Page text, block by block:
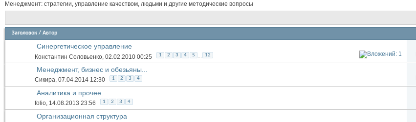
Менеджмент: стратегии, управление качеством, людьми и другие методические вопросы
Заголовок / Автор
Синергетическое управление
Константин Соловьенко, 02.02.2010 00:25 1 2 3 4 5 ... 12
Менеджмент, бизнес и обезьяны...
Сикира, 07.04.2014 12:30 1 2 3 4
Аналитика и прочее.
folio, 14.08.2013 23:56 1 2 3 4
Организационная структура